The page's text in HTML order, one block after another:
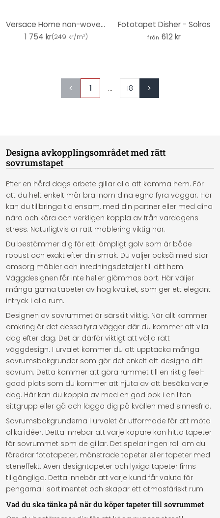
Versace Home non-woven tapet blommig prov tapet beige kräm blommig designer tapet
1 754 kr(249 kr/m²)
Fototapet Disher - Solros
från 612 kr
1 ... 18
Designa avkopplingsområdet med rätt
sovrumstapet
Efter en hård dags arbete gillar alla att komma hem. För
att du helt enkelt mår bra inom dina egna fyra väggar. Här
kan du tillbringa tid ensam, med din partner eller med dina
nära och kära och verkligen koppla av från vardagens
stress. Naturligtvis är rätt möblering viktig här.
Du bestämmer dig för ett lämpligt golv som är både
robust och exakt efter din smak. Du väljer också med stor
omsorg möbler och inredningsdetaljer till ditt hem.
Väggdesignen får inte heller glömmas bort. Här väljer
många gärna tapeter av hög kvalitet, som ger ett elegant
intryck i alla rum.
Designen av sovrummet är särskilt viktig. När allt kommer
omkring är det dessa fyra väggar där du kommer att vila
dag efter dag. Det är därför viktigt att välja rätt
väggdesign. I urvalet kommer du att upptäcka många
sovrumsbakgrunder som gör det enkelt att designa ditt
sovrum. Detta kommer att göra rummet till en riktig feel-
good plats som du kommer att njuta av att besöka varje
dag. Här kan du koppla av med en god bok i en liten
sittgrupp eller gå och lägga dig på kvällen med sinnesfrid.
Sovrumsbakgrunderna i urvalet är utformade för att möta
olika idéer. Detta innebär att varje köpare kan hitta tapeter
för sovrummet som de gillar. Det spelar ingen roll om du
föredrar fototapeter, mönstrade tapeter eller tapeter med
steneffekt. Även designtapeter och lyxiga tapeter finns
tillgängliga. Detta innebär att varje kund får valuta för
pengarna i sortimentet och skapar ett atmosfäriskt rum.
Vad du ska tänka på när du köper tapeter till sovrummet